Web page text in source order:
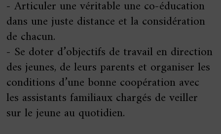
- Articuler une véritable une co-éducation
dans une juste distance et la considération
de chacun.
- Se doter d’objectifs de travail en direction
des jeunes, de leurs parents et organiser les
conditions d’une bonne coopération avec
les assistants familiaux chargés de veiller
sur le jeune au quotidien.